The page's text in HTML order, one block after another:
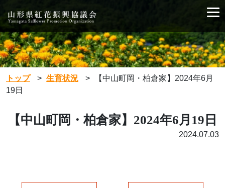
トップ > 生育状況 >
【中山町岡・柏倉家】2024年6月
19日
【中山町岡・柏倉家】2024年6月19日
2024.07.03